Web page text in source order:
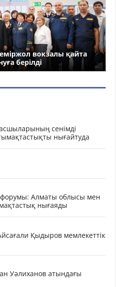
вокзалы қайта
берілді
сенімді
нығайтуда
форумы: Алматы облысы мен
нығаяды
Қыдыров мемлекеттік
Уәлиханов атындағы